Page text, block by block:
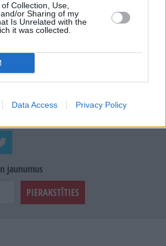
Collection, Use,
or Sharing of my
Is Unrelated with the
it was collected.
Data Access Privacy Policy
jaunumus